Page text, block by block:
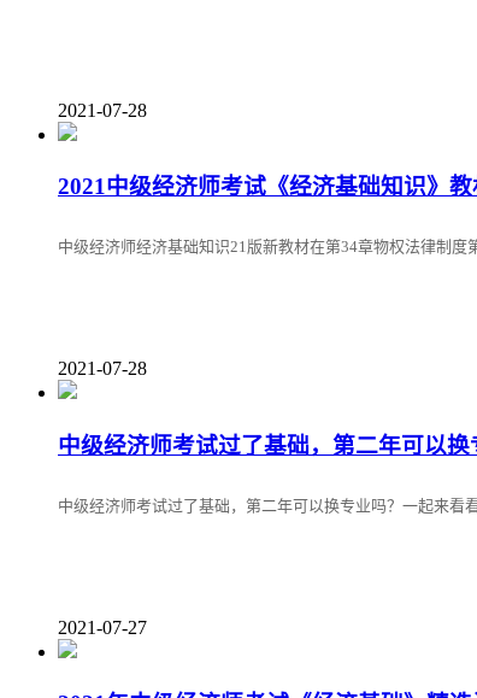
2021-07-28
2021中级经济师考试《经济基础知识》
中级经济师经济基础知识21版新教材在第34章物权法律制度
2021-07-28
中级经济师考试过了基础，第二年可以换
中级经济师考试过了基础，第二年可以换专业吗？一起来看
2021-07-27